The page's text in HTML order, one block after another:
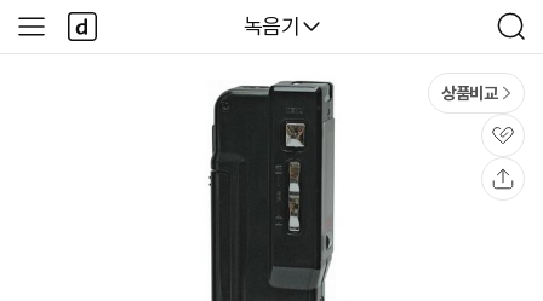
다나와
녹음기
검
색
사
이
다
나
와
상품비교
관
심